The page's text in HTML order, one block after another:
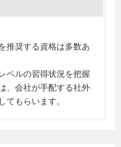
推奨する資格は多数あ
ベルの習得状況を把握
、会社が手配する社外
てもらいます。